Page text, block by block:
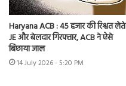
Haryana ACB : 45 हजार की रिश्वत लेते
JE और बेलदार गिरफ्तार, ACB ने ऐसे
बिछाया जाल
14 July 2026 - 5:20 PM